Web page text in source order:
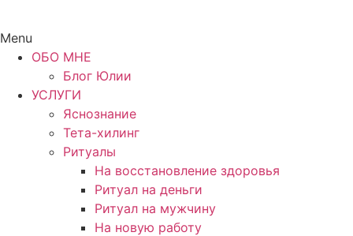
Menu
ОБО МНЕ
Блог Юлии
УСЛУГИ
Яснознание
Тета-хилинг
Ритуалы
На восстановление здоровья
Ритуал на деньги
Ритуал на мужчину
На новую работу